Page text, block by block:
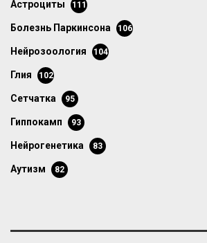
астроциты 111
болезнь Паркинсона 106
нейрозоология 104
глия 102
сетчатка 95
гиппокамп 93
нейрогенетика 83
аутизм 82